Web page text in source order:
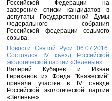
Российской Федерации на
заверение списки кандидатов в
депутаты Государственной Думы
Федерального собрания
Российской федерации седьмого
созыва.
Новости Святой Руси 06.07.2016:
Состоялся IV съезд Российской
экологической партии «Зелёные».
Валерий Кубарев и Ихван
Гериханов из Фонда "Княжеский"
приняли участие в IV съезде
Российской экологической партии
«Зелёные».